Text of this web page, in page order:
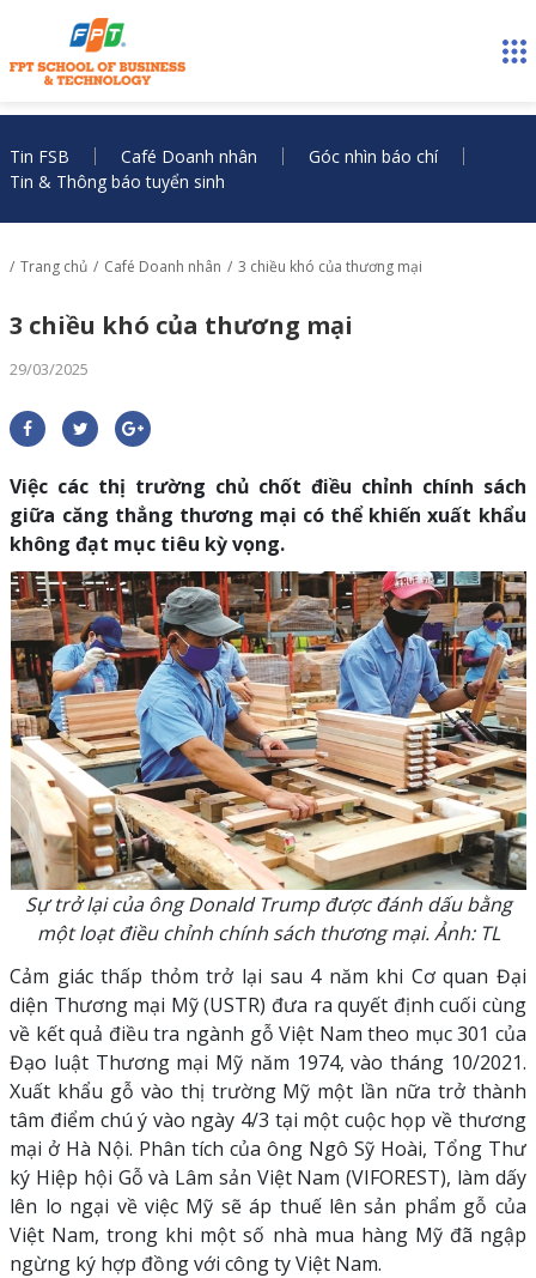
Tin FSB Café Doanh nhân
Góc nhìn báo chí
Tin & Thông báo tuyển sinh
Trang chủ Café Doanh nhân 3 chiều khó của thương mại
3 chiều khó của thương mại
29/03/2025
Việc các thị trường chủ chốt điều chỉnh chính sách
giữa căng thẳng thương mại có thể khiến xuất khẩu
không đạt mục tiêu kỳ vọng.
Sự trở lại của ông Donald Trump được đánh dấu bằng
một loạt điều chỉnh chính sách thương mại. Ảnh: TL
Cảm giác thấp thỏm trở lại sau 4 năm khi Cơ quan Đại
diện Thương mại Mỹ (USTR) đưa ra quyết định cuối cùng
về kết quả điều tra ngành gỗ Việt Nam theo mục 301 của
Đạo luật Thương mại Mỹ năm 1974, vào tháng 10/2021.
Xuất khẩu gỗ vào thị trường Mỹ một lần nữa trở thành
tâm điểm chú ý vào ngày 4/3 tại một cuộc họp về thương
mại ở Hà Nội. Phân tích của ông Ngô Sỹ Hoài, Tổng Thư
ký Hiệp hội Gỗ và Lâm sản Việt Nam (VIFOREST), làm dấy
lên lo ngại về việc Mỹ sẽ áp thuế lên sản phẩm gỗ của
Việt Nam, trong khi một số nhà mua hàng Mỹ đã ngập
ngừng ký hợp đồng với công ty Việt Nam.